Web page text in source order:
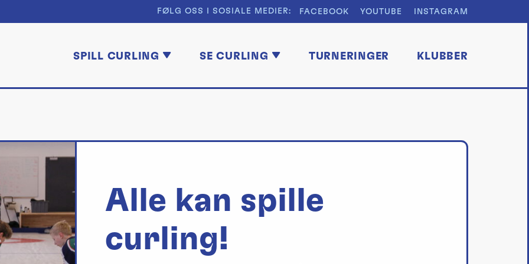
FØLG OSS I SOSIALE MEDIER: FACEBOOK YOUTUBE INSTAGRAM
SPILL CURLING SE CURLING TURNERINGER KLUBBER
Alle kan spille
curling!